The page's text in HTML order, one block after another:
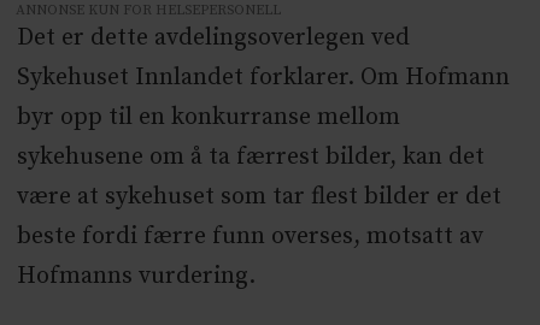
ANNONSE KUN FOR HELSEPERSONELL
Det er dette avdelingsoverlegen ved
Sykehuset Innlandet forklarer. Om Hofmann
byr opp til en konkurranse mellom
sykehusene om å ta færrest bilder, kan det
være at sykehuset som tar flest bilder er det
beste fordi færre funn overses, motsatt av
Hofmanns vurdering.